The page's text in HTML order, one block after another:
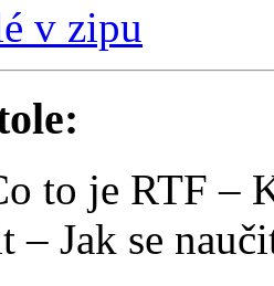
v zipu
to je RTF –
– Jak se